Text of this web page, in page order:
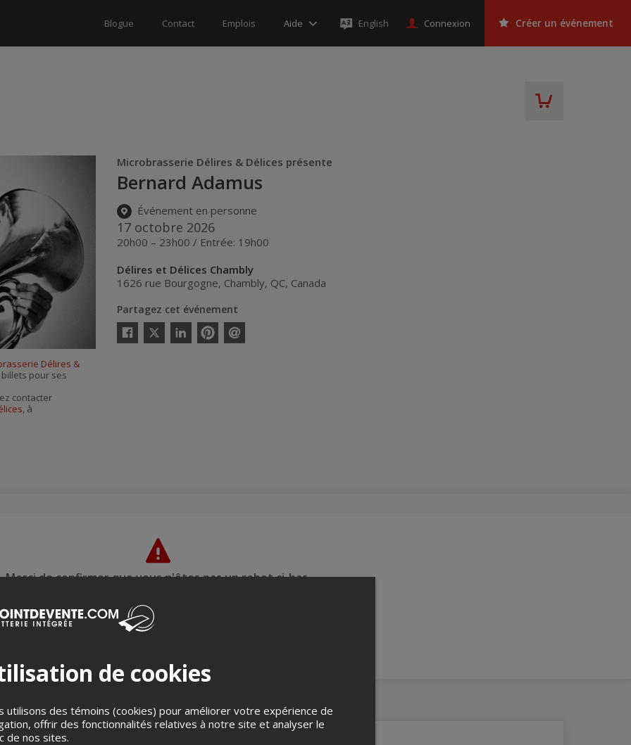
Blogue Contact Emplois Aide English Connexion Créer un événement
Microbrasserie Délires & Délices présente
Bernard Adamus
Événement en personne
17 octobre 2026
20h00 – 23h00 / Entrée: 19h00
Délires et Délices Chambly
1626 rue Bourgogne, Chambly, QC, Canada
Partagez cet événement
Facebook
Twitter
LinkedinPinterestEnvoyer
Délires &
pour ses
contacter
, à
Merci de confirmer que vous n'êtes pas un robot ci-bas.
de cookies
utilisons des témoins (cookies) pour améliorer votre expérience de
offrir des fonctionnalités relatives à notre site et analyser le
de nos sites.